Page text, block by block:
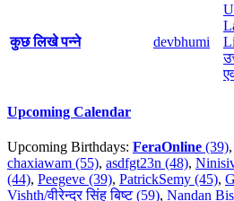
कुछ लिखे पन्ने devbhumi
Upcoming Calendar
Upcoming Birthdays: FeraOnline (39),
chaxiawam (55), asdfgt23n (48),
(44), Peegeve (39), PatrickSemy (45),
Vishth/वीरेन्द्र सिंह बिष्ट (59), Nandan